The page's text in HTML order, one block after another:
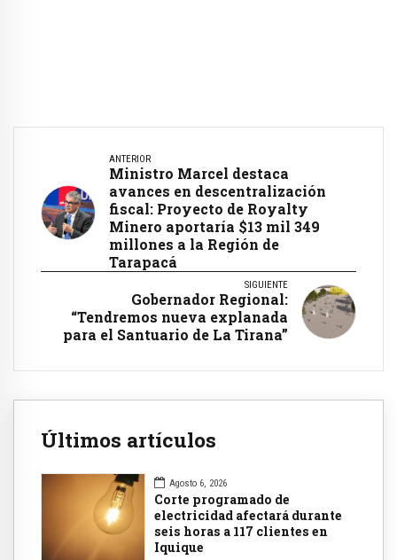
ANTERIOR
Ministro Marcel destaca
avances en descentralización
fiscal: Proyecto de Royalty
Minero aportaría $13 mil 349
millones a la Región de
Tarapacá
SIGUIENTE
Gobernador Regional:
“Tendremos nueva explanada
para el Santuario de La Tirana”
Últimos artículos
Agosto 6, 2026
Corte programado de
electricidad afectará durante
seis horas a 117 clientes en
Iquique